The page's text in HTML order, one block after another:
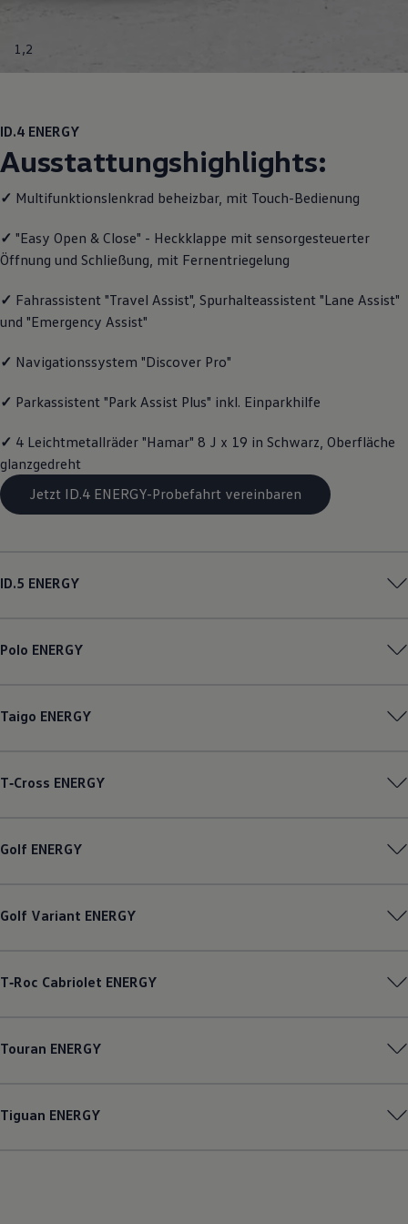
Motorenöl und Flüssigkeiten
Entertainment und Elektronik
Individualisieren
Wallbox und Ladekabel
Volkswagen Apps, Login und Shop
Handy und Fahrzeug verbinden
Über Ihr Auto
Vorgängermodelle
Kundeninformationen
Warn- und Kontrollleuchten
Live Beratung
Lifestyle
Familie
Elektromobilität
1 ,2
ID.4 ENERGY
Ausstattungshighlights:
✓ Multifunktionslenkrad beheizbar, mit Touch-Bedienung
✓ "Easy Open & Close" - Heckklappe mit sensorgesteuerter
Öffnung und Schließung, mit Fernentriegelung
✓ Fahrassistent "Travel Assist", Spurhalteassistent "Lane Assist"
und "Emergency Assist"
✓ Navigationssystem "Discover Pro"
✓ Parkassistent "Park Assist Plus" inkl. Einparkhilfe
✓ 4 Leichtmetallräder "Hamar" 8 J x 19 in Schwarz, Oberfläche
glanzgedreht
Jetzt ID.4 ENERGY-Probefahrt vereinbaren
ID.5 ENERGY
Polo ENERGY
Taigo ENERGY
T‑Cross ENERGY
Golf ENERGY
Golf Variant ENERGY
T‑Roc Cabriolet ENERGY
Touran ENERGY
Tiguan ENERGY